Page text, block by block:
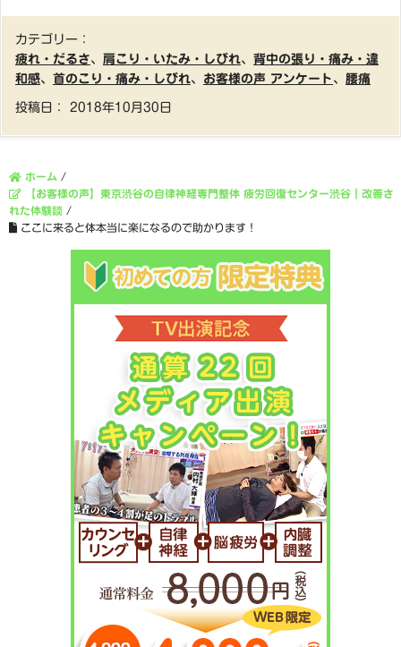
カテゴリー：
疲れ・だるさ、 肩こり・いたみ・しびれ 、 背中の張り・痛み・違
和感、 首のこり・痛み・しびれ 、 お客様の声 アンケート 、 腰痛
投稿日： 2018年10月30日
ホーム /
【お客様の声】東京渋谷の自律神経専門整体 疲労回復センター渋谷｜改善さ
れた体験談 /
ここに来ると体本当に楽になるので助かります！